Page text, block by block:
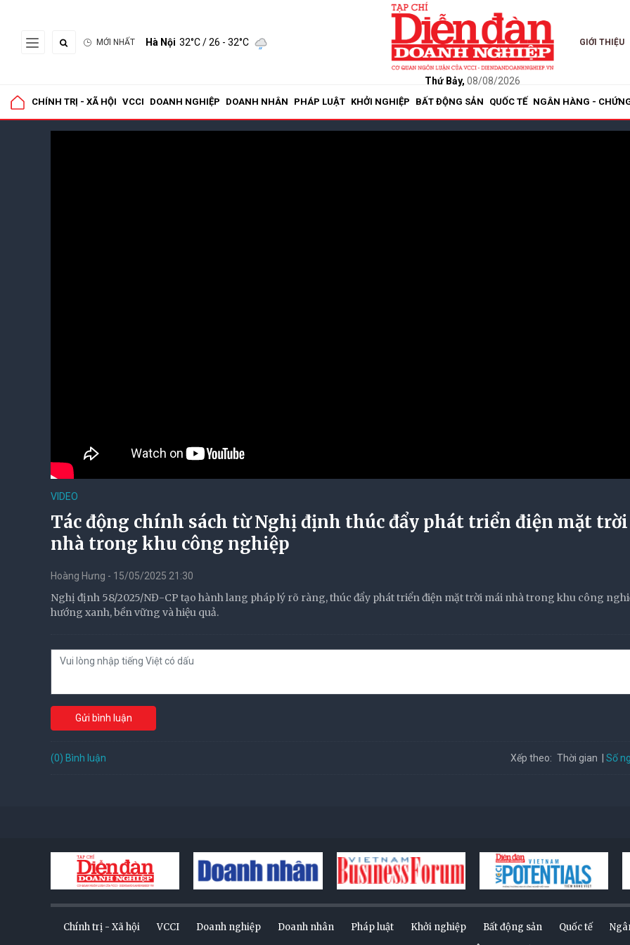
MỚI NHẤT Hà Nội 32°C/ 26 - 32°C
Thứ Bảy, 08/08/2026
GIỚI THIỆU
CHÍNH TRỊ - XÃ HỘI VCCI DOANH NGHIỆP DOANH NHÂN PHÁP LUẬT KHỞI NGHIỆP BẤT ĐỘNG SẢN QUỐC TẾ NGÂN HÀNG -
VIDEO
Tác động chính sách từ Nghị định thúc đẩy phát triển điện mặt
nhà trong khu công nghiệp
Hoàng Hưng - 15/05/2025 21:30
Nghị định 58/2025/NĐ-CP tạo hành lang pháp lý rõ ràng, thúc đẩy phát triển điện mặt trời mái nhà trong khu công
hướng xanh, bền vững và hiệu quả.
Gửi bình luận
(0) Bình luận Xếp theo: Thời gian Số
Chính trị - Xã hội VCCI Doanh nghiệp Doanh nhân Pháp luật Khởi nghiệp Bất động sản Quốc tế